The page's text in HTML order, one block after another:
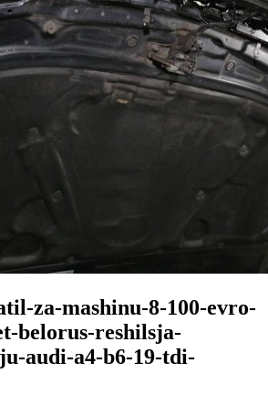
za-mashinu-8-100-evro-
belorus-reshilsja-
audi-a4-b6-19-tdi-